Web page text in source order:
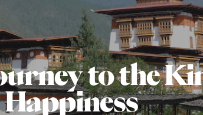
to the
Happiness